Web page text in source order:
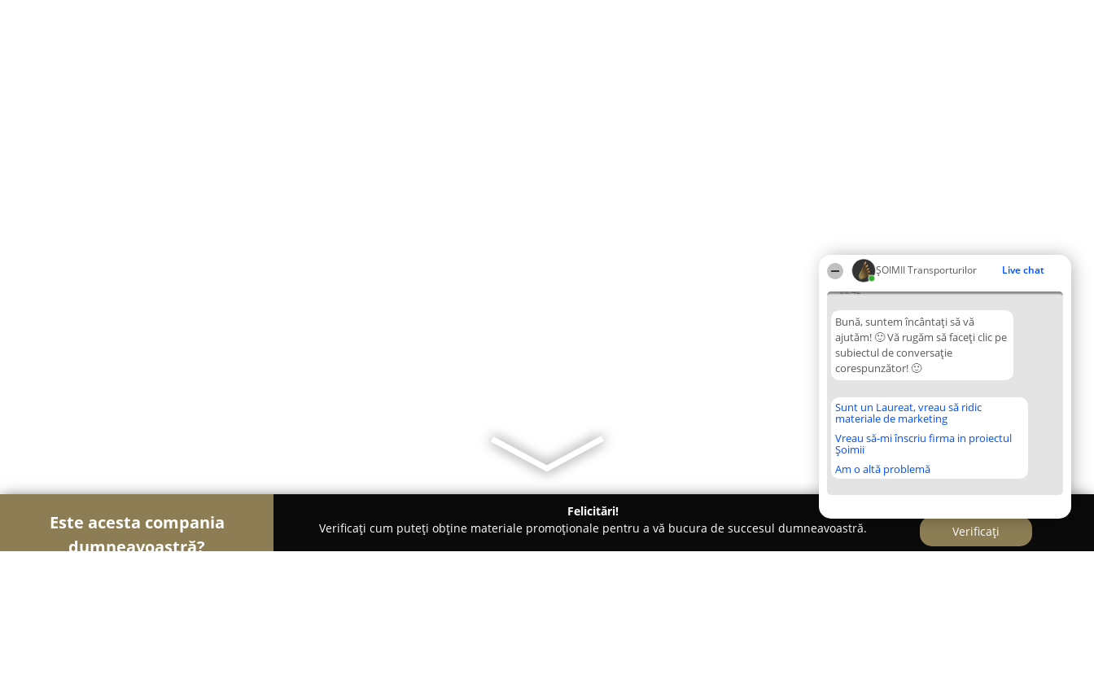
ȘOIMII Transporturilor Live chat
06:42
Bună, suntem încântați să vă
ajutăm! 🙂 Vă rugăm să faceți clic pe
subiectul de conversație
corespunzător! 🙂
Sunt un Laureat, vreau să ridic
materiale de marketing
Vreau să-mi înscriu firma in proiectul
Șoimii
Am o altă problemă
Este acesta compania
dumneavoastră?
Felicitări!
Verificați cum puteți obține materiale promoționale pentru a vă bucura de succesul dumneavoastră.
Verificați